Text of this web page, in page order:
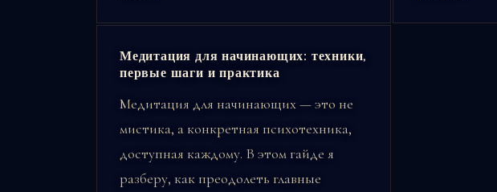
Медитация для начинающих: техники,
первые шаги и практика
Медитация для начинающих — это не
мистика, а конкретная психотехника,
доступная каждому. В этом гайде я
разберу, как преодолеть главные